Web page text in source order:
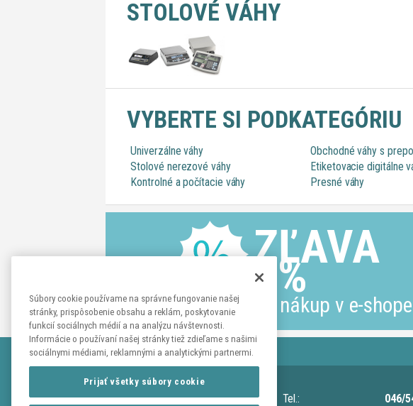
STOLOVÉ VÁHY
VYBERTE SI PODKATEGÓRIU
Univerzálne váhy
Stolové nerezové váhy
Kontrolné a počítacie váhy
Obchodné váhy s
Etiketovacie digitálne
Presné váhy
ZĽAVA
6%
na nákup v e-shope
KONTAKTY
Adresa:
Tužina č. 26
Tel.:
046/
Súbory cookie používame na správne fungovanie našej
stránky, prispôsobenie obsahu a reklám, poskytovanie
funkcií sociálnych médií a na analýzu návštevnosti.
Informácie o používaní našej stránky tiež zdieľame s našimi
sociálnymi médiami, reklamnými a analytickými partnermi.
Prijať všetky súbory cookie